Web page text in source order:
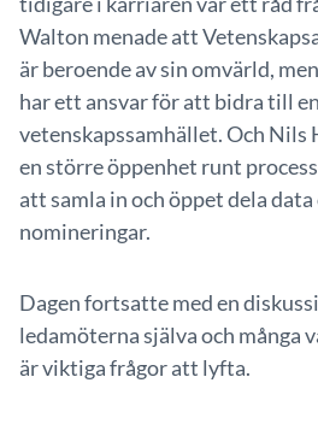
Walton menade att
är beroende av sin omvärld,
har ett ansvar för att bidra till
vetenskapssamhället. Och Nils
en större öppenhet runt
att samla in och öppet dela
nomineringar.
Dagen fortsatte med en
ledamöterna själva och många
är viktiga frågor att lyfta.